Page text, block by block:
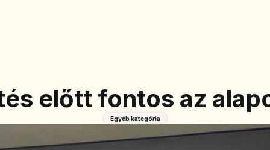
előtt fontos az
Egyéb kategória